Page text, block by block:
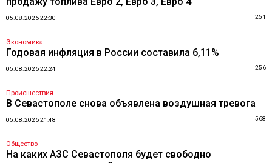
05.08.2026 22:30 251
Экономика
Годовая инфляция в России составила 6,11%
05.08.2026 22:24 256
Происшествия
В Севастополе снова объявлена воздушная тревога
05.08.2026 21:48 568
Общество
На каких АЗС Севастополя будет свободно